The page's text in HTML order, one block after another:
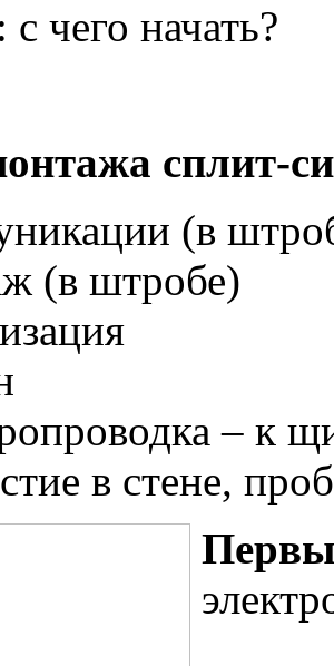
чего начать?
сплит-
(в
(в штробе)
– к
в стене,